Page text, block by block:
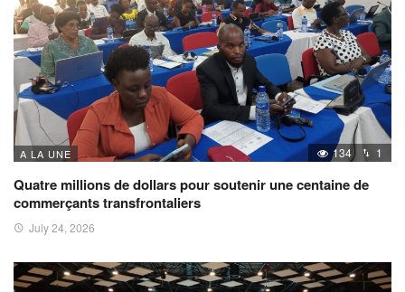
A LA UNE 134 1
Quatre millions de dollars pour soutenir une centaine de
commerçants transfrontaliers
July 24, 2026